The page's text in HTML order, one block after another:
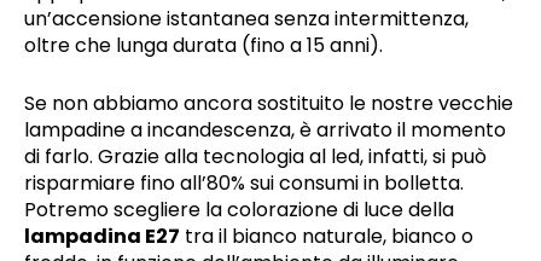
un’accensione istantanea senza intermittenza,
oltre che lunga durata (fino a 15 anni).
Se non abbiamo ancora sostituito le nostre vecchie
lampadine a incandescenza, è arrivato il momento
di farlo. Grazie alla tecnologia al led, infatti, si può
risparmiare fino all’80% sui consumi in bolletta.
Potremo scegliere la colorazione di luce della
lampadina E27 tra il bianco naturale, bianco o